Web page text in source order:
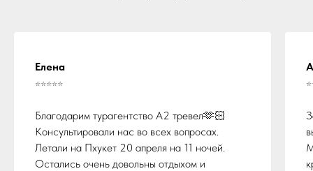
Елена
⭐⭐⭐⭐⭐
Благодарим турагентство А2 тревел🫶🏻
Консультировали нас во всех вопросах.
Летали на Пхукет 20 апреля на 11 ночей.
Остались очень довольны отдыхом и
Осталось заполнить
заявку на подбор тура
Соберем для вас индивидуальный тур
по самой выгодной цене